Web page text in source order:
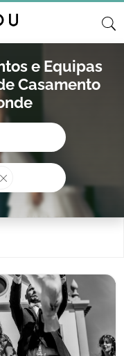
e Equipas
Casamento